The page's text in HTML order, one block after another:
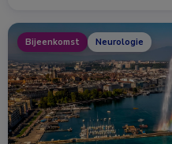
Bijeenkomst Neurologie